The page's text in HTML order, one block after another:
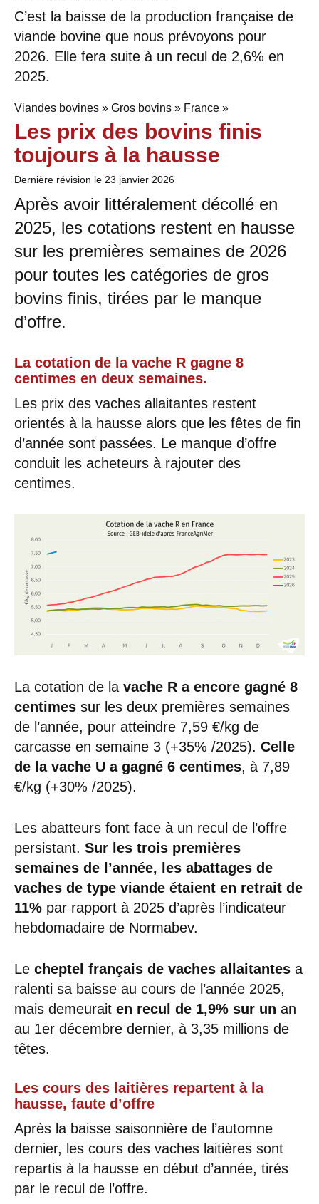
C’est la baisse de la production française de
viande bovine que nous prévoyons pour
2026. Elle fera suite à un recul de 2,6% en
2025.
Viandes bovines » Gros bovins » France »
Les prix des bovins finis
toujours à la hausse
Dernière révision le 23 janvier 2026
Après avoir littéralement décollé en
2025, les cotations restent en hausse
sur les premières semaines de 2026
pour toutes les catégories de gros
bovins finis, tirées par le manque
d’offre.
La cotation de la vache R gagne 8
centimes en deux semaines.
Les prix des vaches allaitantes restent
orientés à la hausse alors que les fêtes de fin
d’année sont passées. Le manque d’offre
conduit les acheteurs à rajouter des
centimes.
La cotation de la vache R a encore gagné 8
centimes sur les deux premières semaines
de l’année, pour atteindre 7,59 €/kg de
carcasse en semaine 3 (+35% /2025). Celle
de la vache U a gagné 6 centimes, à 7,89
€/kg (+30% /2025).
Les abatteurs font face à un recul de l’offre
persistant. Sur les trois premières
semaines de l’année, les abattages de
vaches de type viande étaient en retrait de
11% par rapport à 2025 d’après l’indicateur
hebdomadaire de Normabev.
Le cheptel français de vaches allaitantes a
ralenti sa baisse au cours de l’année 2025,
mais demeurait en recul de 1,9% sur un an
au 1er décembre dernier, à 3,35 millions de
têtes.
Les cours des laitières repartent à la
hausse, faute d’offre
Après la baisse saisonnière de l’automne
dernier, les cours des vaches laitières sont
repartis à la hausse en début d’année, tirés
par le recul de l’offre.